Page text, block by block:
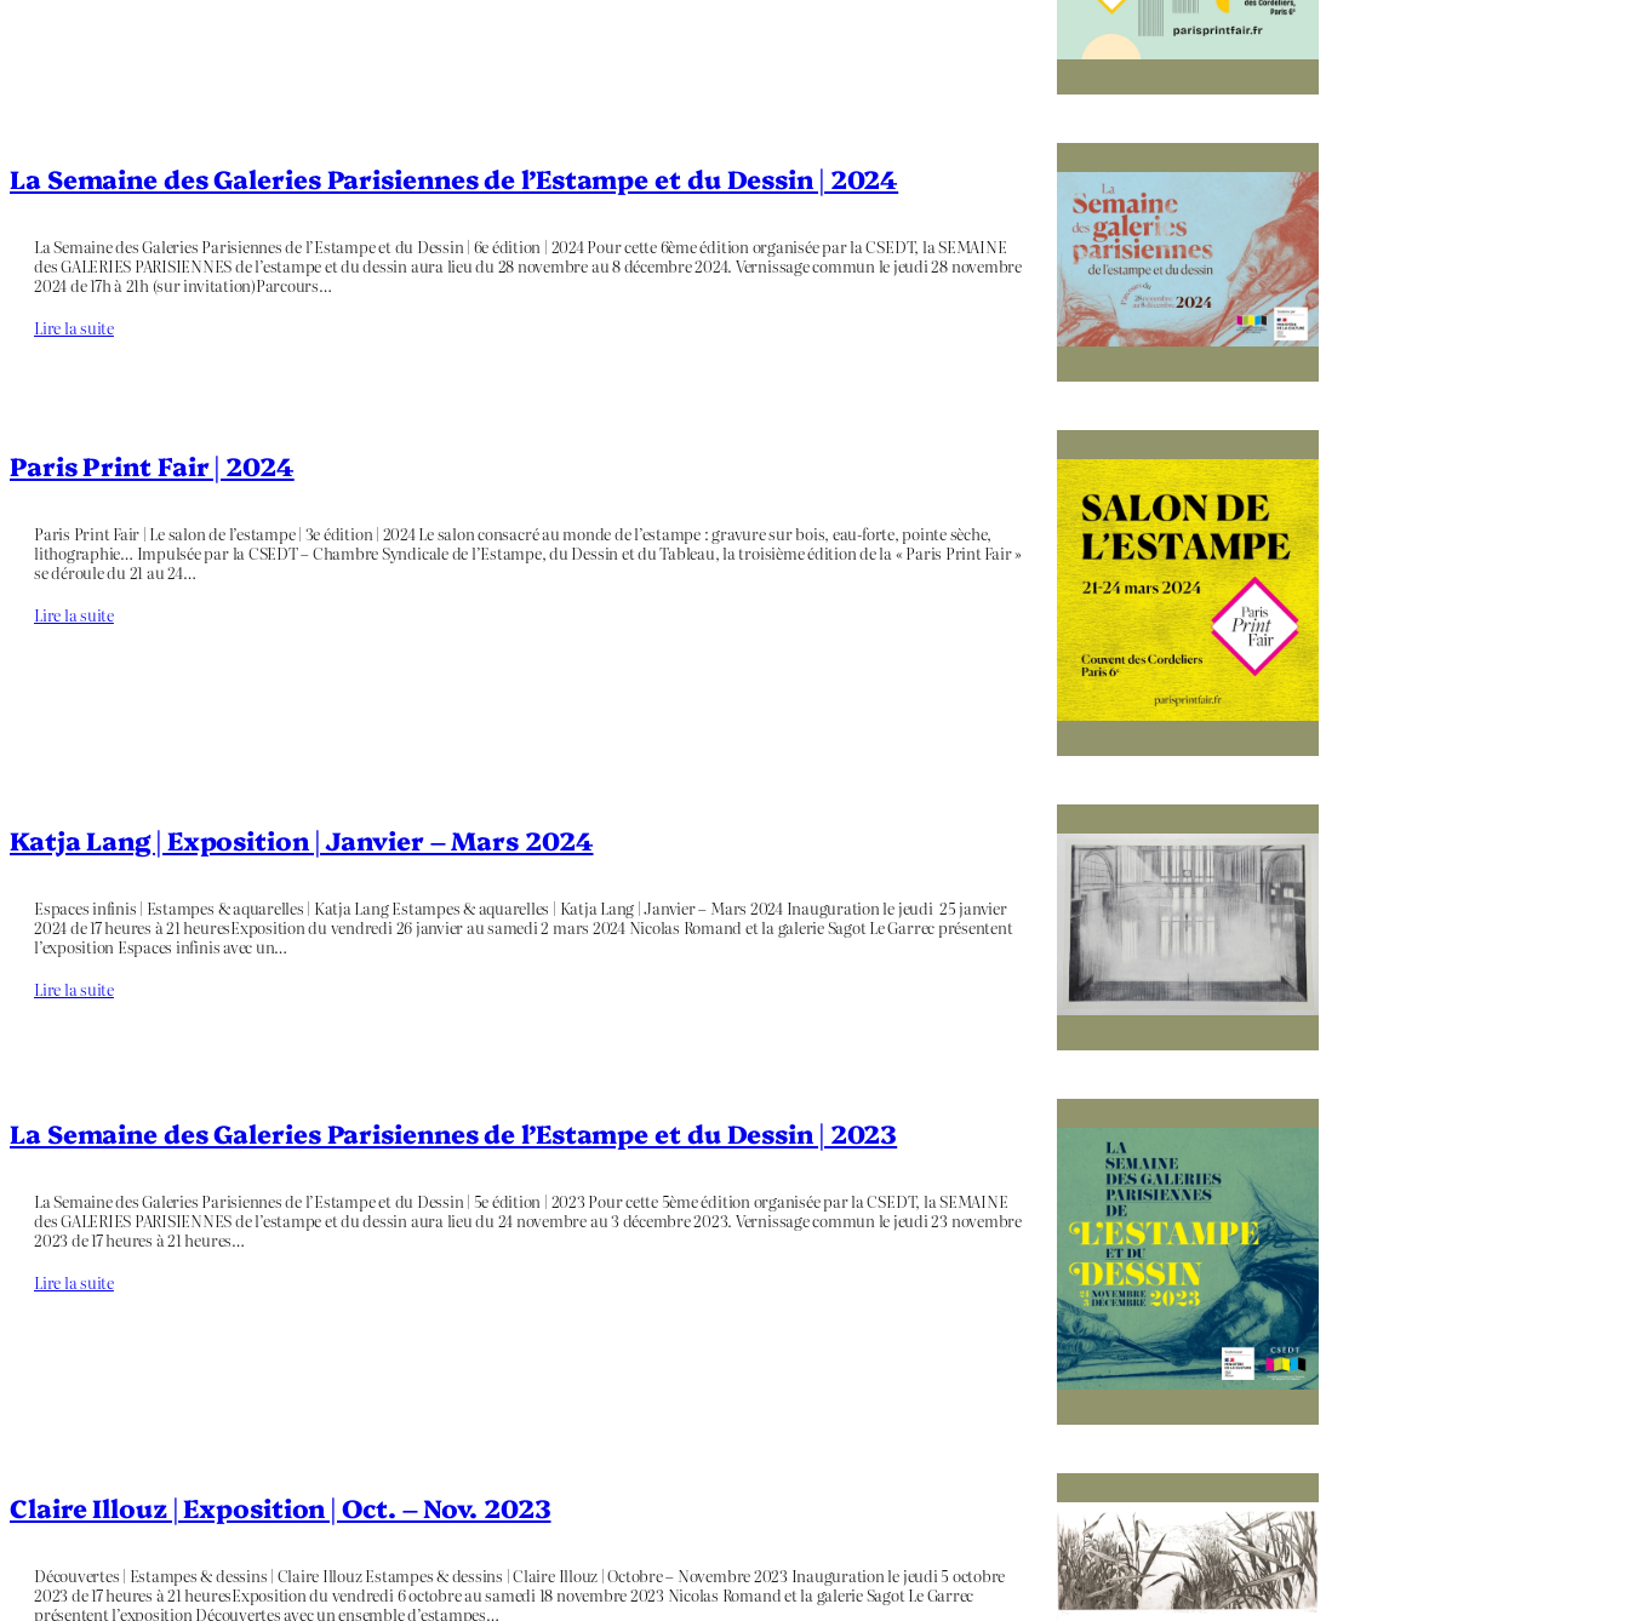
La Semaine des Galeries Parisiennes de l’Estampe et du Dessin | 2024
La Semaine des Galeries Parisiennes de l’Estampe et du Dessin | 6e édition | 2024 Pour cette 6ème édition organisée par la CSEDT, la SEMAINE
des GALERIES PARISIENNES de l’estampe et du dessin aura lieu du 28 novembre au 8 décembre 2024. Vernissage commun le jeudi 28 novembre
2024 de 17h à 21h (sur invitation)Parcours…
Lire la suite
Paris Print Fair | 2024
Paris Print Fair | Le salon de l’estampe | 3e édition | 2024 Le salon consacré au monde de l’estampe : gravure sur bois, eau-forte, pointe sèche,
lithographie… Impulsée par la CSEDT – Chambre Syndicale de l’Estampe, du Dessin et du Tableau, la troisième édition de la « Paris Print Fair »
se déroule du 21 au 24…
Lire la suite
Katja Lang | Exposition | Janvier – Mars 2024
Espaces infinis | Estampes & aquarelles | Katja Lang Estampes & aquarelles | Katja Lang | Janvier – Mars 2024 Inauguration le jeudi 25 janvier
2024 de 17 heures à 21 heuresExposition du vendredi 26 janvier au samedi 2 mars 2024 Nicolas Romand et la galerie Sagot Le Garrec présentent
l’exposition Espaces infinis avec un…
Lire la suite
La Semaine des Galeries Parisiennes de l’Estampe et du Dessin | 2023
La Semaine des Galeries Parisiennes de l’Estampe et du Dessin | 5e édition | 2023 Pour cette 5ème édition organisée par la CSEDT, la SEMAINE
des GALERIES PARISIENNES de l’estampe et du dessin aura lieu du 24 novembre au 3 décembre 2023. Vernissage commun le jeudi 23 novembre
2023 de 17 heures à 21 heures…
Lire la suite
Claire Illouz | Exposition | Oct. – Nov. 2023
Découvertes | Estampes & dessins | Claire Illouz Estampes & dessins | Claire Illouz | Octobre – Novembre 2023 Inauguration le jeudi 5 octobre
2023 de 17 heures à 21 heuresExposition du vendredi 6 octobre au samedi 18 novembre 2023 Nicolas Romand et la galerie Sagot Le Garrec
présentent l’exposition Découvertes avec un ensemble d’estampes…